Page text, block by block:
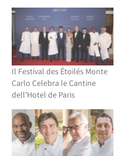
una
nuova
finestra)
nuova
finestra)
Il Festival des Étoilés Monte
Carlo Celebra le Cantine
dell’Hotel de Paris